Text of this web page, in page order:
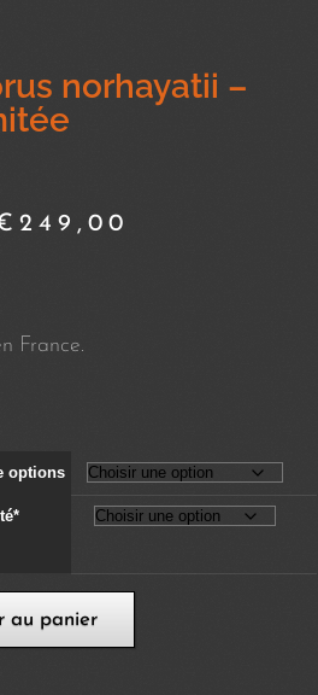
norhayatii –
249,00
France.
options
au panier